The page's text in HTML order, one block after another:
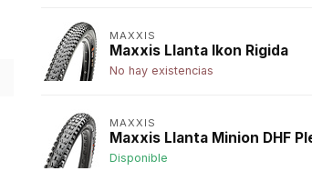
MAXXIS
Maxxis Llanta Ikon Rigida
No hay existencias
MAXXIS
Maxxis Llanta Minion DHF
Disponible